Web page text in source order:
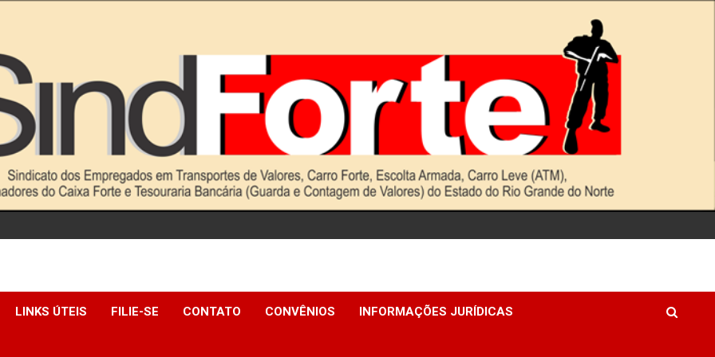
LINKS ÚTEIS FILIE-SE CONTATO CONVÊNIOS INFORMAÇÕES JURÍDICAS